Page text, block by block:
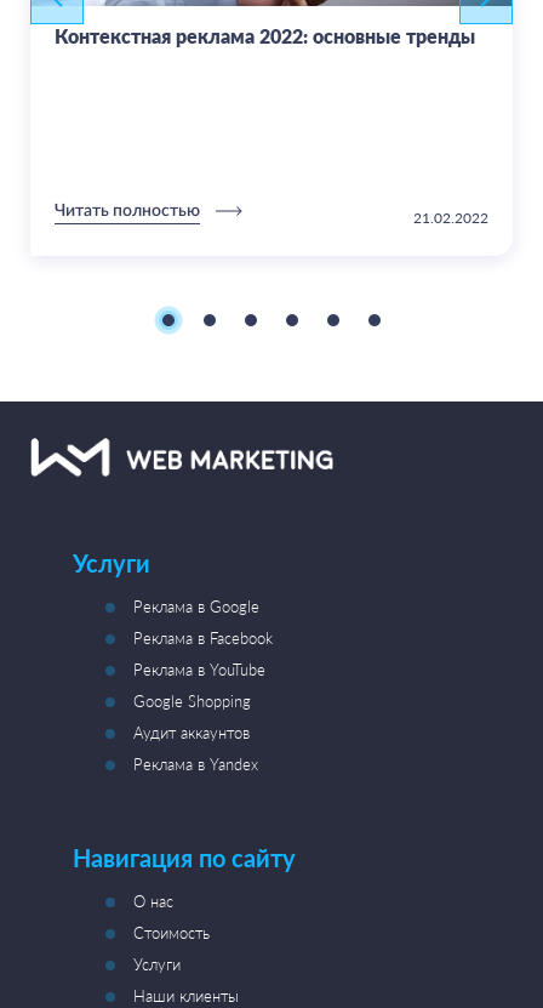
Контекстная реклама 2022: основные тренды
Читать полностью 21.02.2022
Услуги
Реклама в Google
Реклама в Facebook
Реклама в YouTube
Google Shopping
Аудит аккаунтов
Реклама в Yandex
Навигация по сайту
О нас
Стоимость
Услуги
Наши клиенты